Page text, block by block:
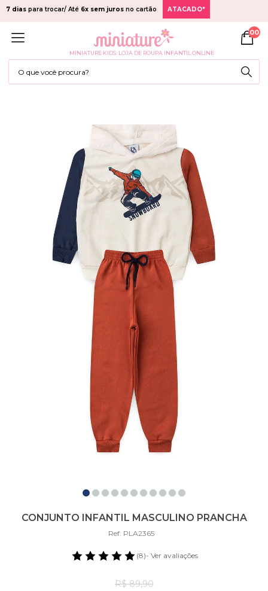
7 dias para trocar/ Até 6x sem juros no cartão ATACADO*
MINIATURE KIDS: LOJA DE ROUPA INFANTIL ONLINE
00
CONJUNTO INFANTIL MASCULINO PRANCHA
Ref: PLA2365
(8)- Ver avaliações
R$ 89,90